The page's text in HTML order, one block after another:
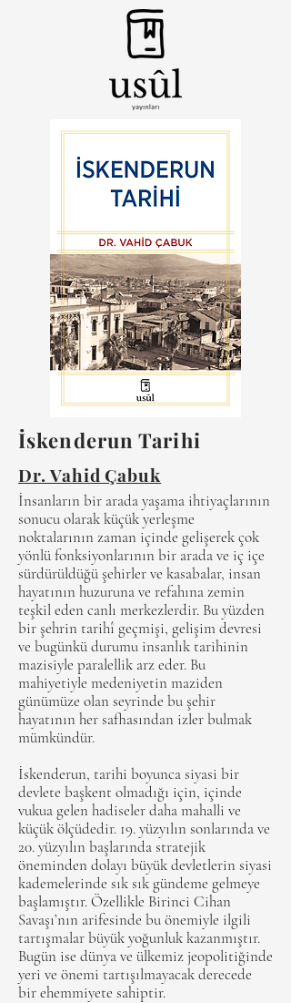
İskenderun Tarihi
Dr. Vahid Çabuk
İnsanların bir arada yaşama ihtiyaçlarının
sonucu olarak küçük yerleşme
noktalarının zaman içinde gelişerek çok
yönlü fonksiyonlarının bir arada ve iç içe
sürdürüldüğü şehirler ve kasabalar, insan
hayatının huzuruna ve refahına zemin
teşkil eden canlı merkezlerdir. Bu yüzden
bir şehrin tarihî geçmişi, gelişim devresi
ve bugünkü durumu insanlık tarihinin
mazisiyle paralellik arz eder. Bu
mahiyetiyle medeniyetin maziden
günümüze olan seyrinde bu şehir
hayatının her safhasından izler bulmak
mümkündür.
İskenderun, tarihi boyunca siyasi bir
devlete başkent olmadığı için, içinde
vukua gelen hadiseler daha mahalli ve
küçük ölçüdedir. 19. yüzyılın sonlarında ve
20. yüzyılın başlarında stratejik
öneminden dolayı büyük devletlerin siyasi
kademelerinde sık sık gündeme gelmeye
başlamıştır. Özellikle Birinci Cihan
Savaşı’nın arifesinde bu önemiyle ilgili
tartışmalar büyük yoğunluk kazanmıştır.
Bugün ise dünya ve ülkemiz jeopolitiğinde
yeri ve önemi tartışılmayacak derecede
bir ehemmiyete sahiptir.